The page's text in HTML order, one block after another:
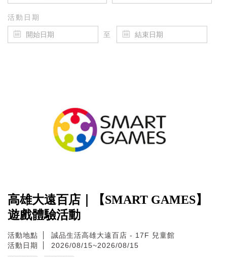
活動日期
至
高雄大遠百店｜【SMART GAMES】
遊戲體驗活動
活動地點
誠品生活高雄大遠百店 - 17F 兒童館
活動日期
2026/08/15~2026/08/15